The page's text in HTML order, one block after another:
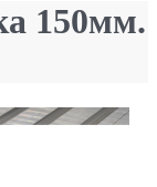
150мм.